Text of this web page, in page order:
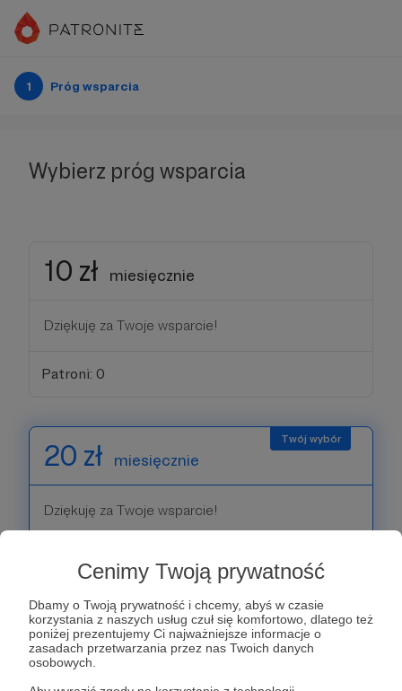
Cenimy Twoją prywatność
Dbamy o Twoją prywatność i chcemy, abyś w czasie
korzystania z naszych usług czuł się komfortowo, dlatego też
poniżej prezentujemy Ci najważniejsze informacje o
zasadach przetwarzania przez nas Twoich danych
osobowych.
1 Próg wsparcia
Wybierz próg wsparcia
10 zł miesięcznie
Dziękuję za Twoje wsparcie!
Patroni: 0
20 zł miesięcznie
Dziękuję za Twoje wsparcie!
30 zł miesięcznie